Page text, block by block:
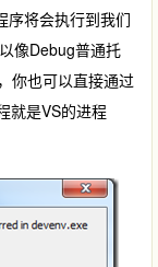
序将会执行到我们
像Debug普通托
你也可以直接通过
就是VS的进程